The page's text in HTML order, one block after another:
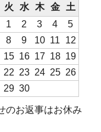
火 水 木 金
土
1
2 3 4
5
8 9 10 11
12
15 16 17 18 19
22 23 24 25 26
29 30
のお返事はお休み